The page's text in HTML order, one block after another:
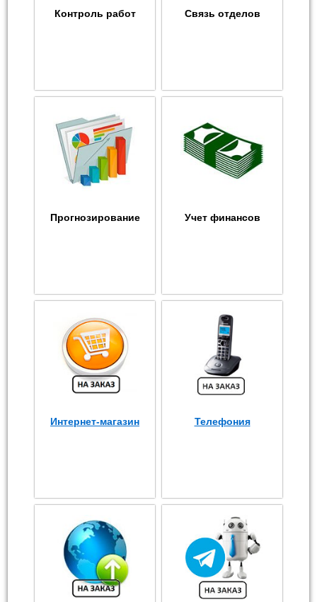
Контроль работ Связь отделов
Прогнозирование Учет финансов
Интернет-магазин Телефония